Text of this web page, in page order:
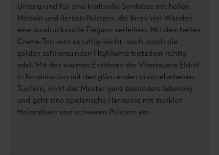
Untergrund für eine kraftvolle Symbiose mit hellen
Möbeln und derben Polstern, die Ihren vier Wänden
eine ausdrucksvolle Eleganz verleihen. Mit dem hellen
Créme-Ton wird es luftig-leicht, doch durch die
golden schimmernden Highlights trotzdem richtig
edel. Mit den warmen Erdtönen der Vliestapete Eldrid
in Kombination mit den glänzenden bronzefarbenen
Tupfern, wirkt das Muster ganz besonders lebendig
und geht eine spielerische Harmonie mit dunklen
Holzmöbeln und schweren Polstern ein.